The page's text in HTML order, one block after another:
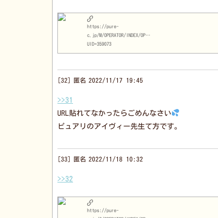
https://pure-
c.jp/M/OPERATOR/INDEX/OPID/1096/?
UID=359073
32 匿名 2022/11/17 19:45
>>31
URL貼れてなかったらごめんなさい
ピュアリのアイヴィー先生て方です。
33 匿名 2022/11/18 10:32
>>32
https://pure-